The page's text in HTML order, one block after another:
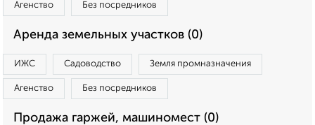
Агенство Без посредников
Аренда земельных участков (0)
ИЖС Садоводство Земля промназначения
Агенство Без посредников
Продажа гаржей, машиномест (0)